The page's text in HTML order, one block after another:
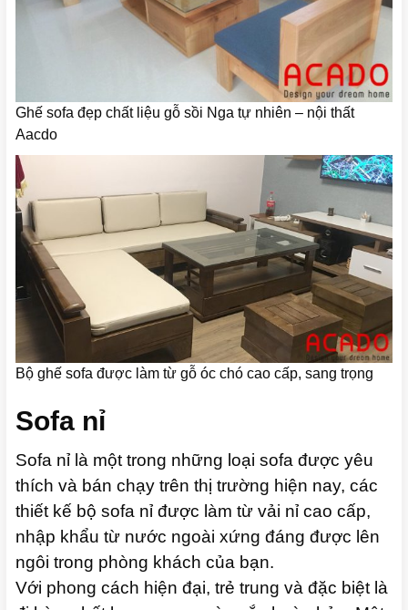
Ghế sofa đẹp chất liệu gỗ sồi Nga tự nhiên – nội thất
Aacdo
Bộ ghế sofa được làm từ gỗ óc chó cao cấp, sang trọng
Sofa nỉ
Sofa nỉ là một trong những loại sofa được yêu
thích và bán chạy trên thị trường hiện nay, các
thiết kế bộ sofa nỉ được làm từ vải nỉ cao cấp,
nhập khẩu từ nước ngoài xứng đáng được lên
ngôi trong phòng khách của bạn.
Với phong cách hiện đại, trẻ trung và đặc biệt là